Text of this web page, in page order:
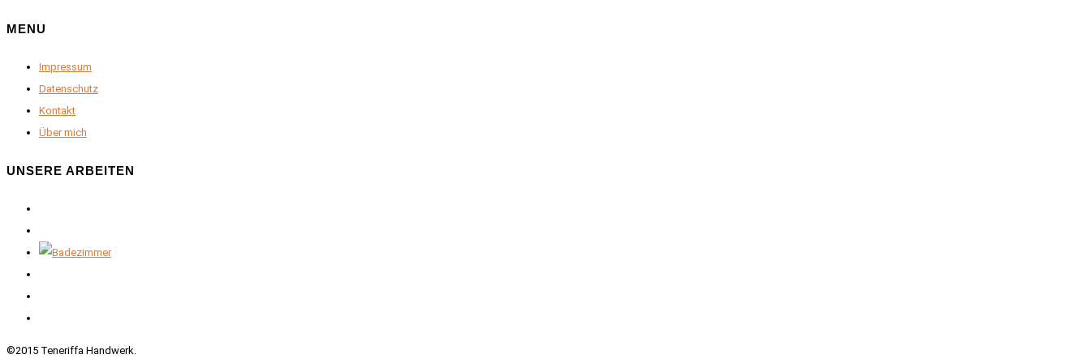
MENU
Impressum
Datenschutz
Kontakt
Über mich
UNSERE ARBEITEN
©2015 Teneriffa Handwerk.